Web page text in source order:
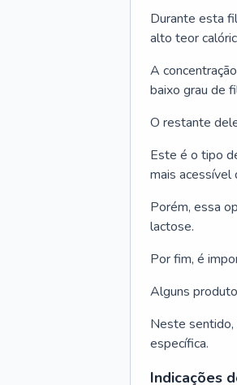
Durante esta
alto teor
A
baixo grau de
O restante
Este é o tipo
mais acessível
Porém, essa
lactose.
Por fim, é
Alguns
Neste sentido,
específica.
Indicações